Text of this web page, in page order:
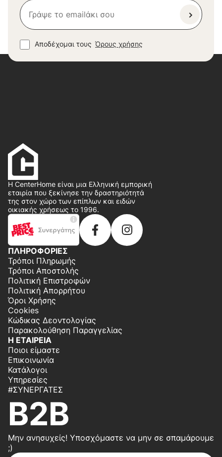
Αποδέχομαι τους Όρους χρήσης
Η CenterHome είναι μια Ελληνική εμπορική
εταιρία που ξεκίνησε την δραστηριότητά
της στον χώρο των επίπλων και ειδών
οικιακής χρήσεως το 1996.
ΠΛΗΡΟΦΟΡΙΕΣ
Τρόποι Πληρωμής
Τρόποι Αποστολής
Πολιτική Επιστροφών
Πολιτική Απορρήτου
Όροι Χρήσης
Cookies
Κώδικας Δεοντολογίας
Παρακολούθηση Παραγγελίας
Η ΕΤΑΙΡΕΙΑ
Ποιοι είμαστε
Επικοινωνία
Κατάλογοι
Υπηρεσίες
#ΣΥΝΕΡΓΆΤΕΣ
B2B
Μην ανησυχείς! Υποσχόμαστε να μην σε σπαμάρουμε
;)